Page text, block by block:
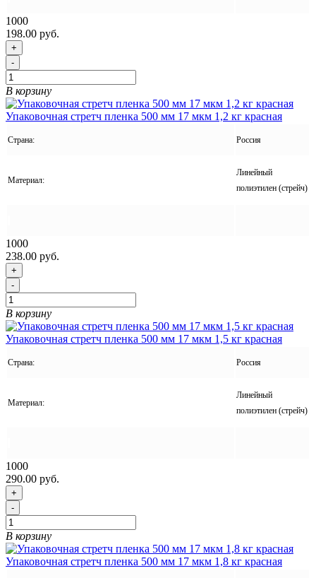
1000
198.00 руб.
+
-
В корзину
Упаковочная стретч пленка 500 мм 17 мкм 1,2 кг красная
Страна: Россия
Материал:
Линейный
полиэтилен (стрейч)
1000
238.00 руб.
+
-
В корзину
Упаковочная стретч пленка 500 мм 17 мкм 1,5 кг красная
Страна: Россия
Материал:
Линейный
полиэтилен (стрейч)
1000
290.00 руб.
+
-
В корзину
Упаковочная стретч пленка 500 мм 17 мкм 1,8 кг красная